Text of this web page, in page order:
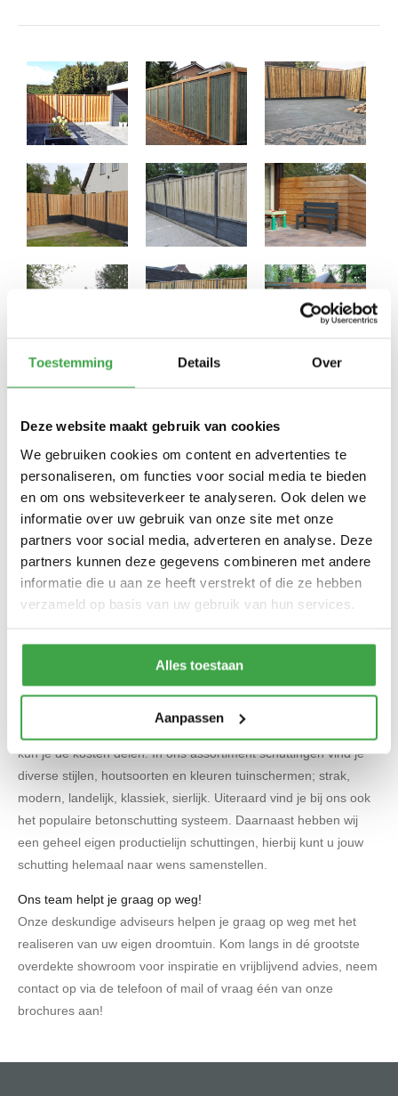
Toestemming Details Over
Deze website maakt gebruik van cookies
We gebruiken cookies om content en advertenties te
personaliseren, om functies voor social media te bieden
en om ons websiteverkeer te analyseren. Ook delen we
informatie over uw gebruik van onze site met onze
partners voor social media, adverteren en analyse. Deze
partners kunnen deze gegevens combineren met andere
informatie die u aan ze heeft verstrekt of die ze hebben
verzameld op basis van uw gebruik van hun services.
Alles toestaan
Aanpassen
Op zoek naar meer privacy in jouw tuin?
functioneel is, kun je de tuin er ook sfeervol mee aankleden of
zelfs een heel andere look geven aan jouw tuin. Wens je graag
ongestoord te kunnen zonnen in jouw tuin? Dan raden wij een
kun je de kosten delen. In ons assortiment schuttingen vind je
diverse stijlen, houtsoorten en kleuren tuinschermen; strak,
modern, landelijk, klassiek, sierlijk. Uiteraard vind je bij ons ook
het populaire betonschutting systeem. Daarnaast hebben wij
een geheel eigen productielijn schuttingen, hierbij kunt u jouw
schutting helemaal naar wens samenstellen.
Ons team helpt je graag op weg!
Onze deskundige adviseurs helpen je graag op weg met het
realiseren van uw eigen droomtuin. Kom langs in dé grootste
overdekte showroom voor inspiratie en vrijblijvend advies, neem
contact op via de telefoon of mail of vraag één van onze
brochures aan!